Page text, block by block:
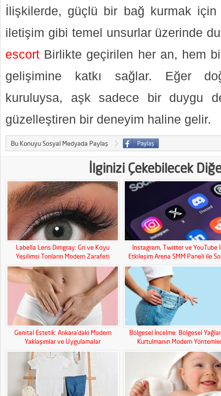
İlişkilerde, güçlü bir bağ kurmak
iletişim gibi temel unsurlar üzerinde
escort Birlikte geçirilen her an, hem
gelişimine katkı sağlar. Eğer
kuruluysa, aşk sadece bir duygu
güzelleştiren bir deneyim haline gelir.
Bu Konuyu Sosyal Medyada Paylaş
İlginizi Çekebilecek
Labella Lens Dimgray: Gri ve Koyu
Yeşilimsi Tonların Modern Zarafeti
Instagram, Twitter ve YouTube
Etkileşim Arena SMM Paneli ile
Medya Gücünüzü Artırın!
Genital Estetik: Ankara’daki Modern
Yaklaşımlar ve Uygulamalar
Bölgesel İncelme: Bölgesel
Kurtulmanın Modern